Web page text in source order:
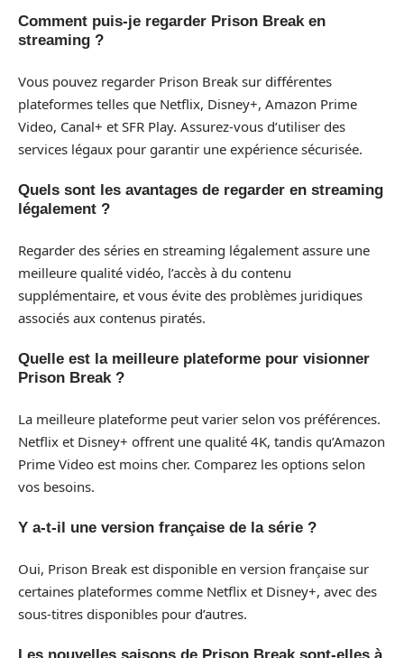
Comment puis-je regarder Prison Break en
streaming ?
Vous pouvez regarder Prison Break sur différentes
plateformes telles que Netflix, Disney+, Amazon Prime
Video, Canal+ et SFR Play. Assurez-vous d’utiliser des
services légaux pour garantir une expérience sécurisée.
Quels sont les avantages de regarder en streaming
légalement ?
Regarder des séries en streaming légalement assure une
meilleure qualité vidéo, l’accès à du contenu
supplémentaire, et vous évite des problèmes juridiques
associés aux contenus piratés.
Quelle est la meilleure plateforme pour visionner
Prison Break ?
La meilleure plateforme peut varier selon vos préférences.
Netflix et Disney+ offrent une qualité 4K, tandis qu’Amazon
Prime Video est moins cher. Comparez les options selon
vos besoins.
Y a-t-il une version française de la série ?
Oui, Prison Break est disponible en version française sur
certaines plateformes comme Netflix et Disney+, avec des
sous-titres disponibles pour d’autres.